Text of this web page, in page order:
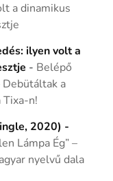
a dinamikus
ilyen volt a
- Belépő
Debütáltak a
Tixa-n!
2020) -
Lámpa Ég” –
nyelvű dala